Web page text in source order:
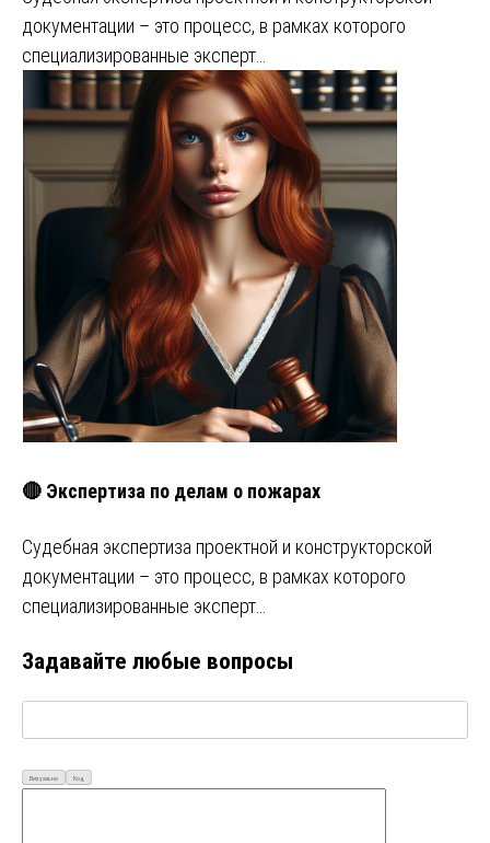
документации – это процесс, в рамках которого
специализированные эксперт…
🔴 Экспертиза по делам о пожарах
Судебная экспертиза проектной и конструкторской
документации – это процесс, в рамках которого
специализированные эксперт…
Задавайте любые вопросы
Визуально Код